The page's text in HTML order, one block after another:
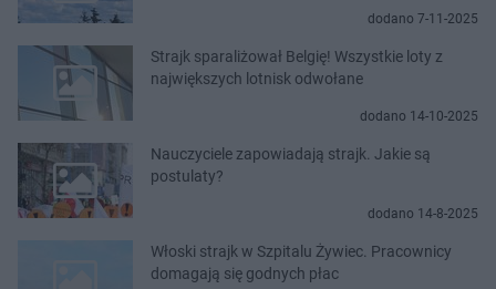
dodano 7-11-2025
Strajk sparaliżował Belgię! Wszystkie loty z
największych lotnisk odwołane
dodano 14-10-2025
Nauczyciele zapowiadają strajk. Jakie są
postulaty?
dodano 14-8-2025
Włoski strajk w Szpitalu Żywiec. Pracownicy
domagają się godnych płac